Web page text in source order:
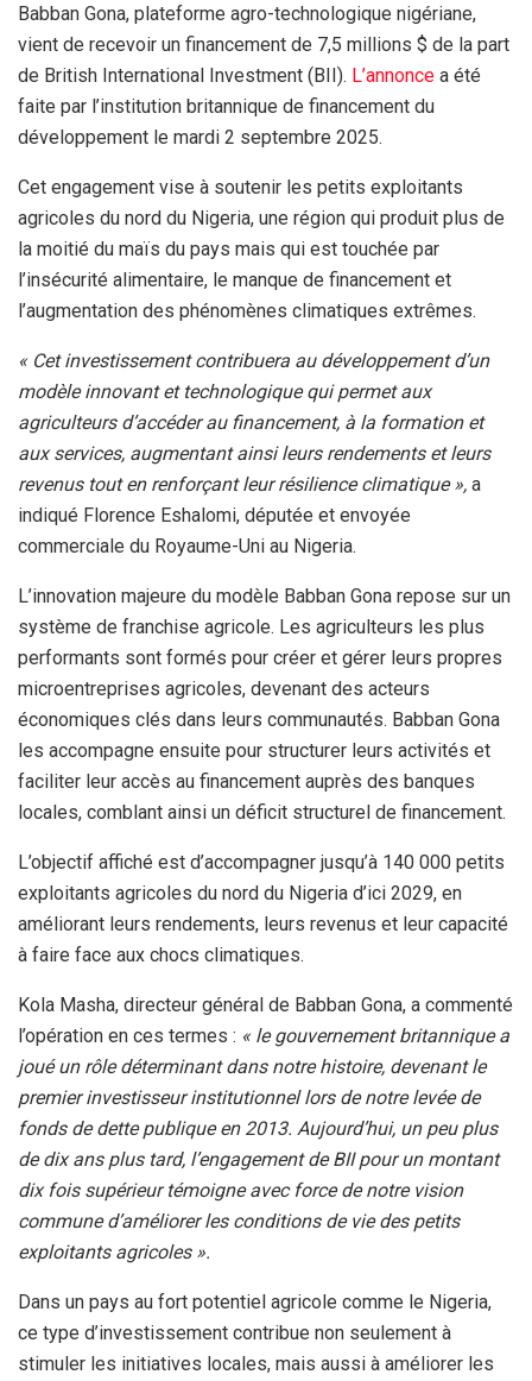
Babban Gona, plateforme agro-technologique nigériane,
vient de recevoir un financement de 7,5 millions $ de la part
de British International Investment (BII). L’annonce a été
faite par l’institution britannique de financement du
développement le mardi 2 septembre 2025.
Cet engagement vise à soutenir les petits exploitants
agricoles du nord du Nigeria, une région qui produit plus de
la moitié du maïs du pays mais qui est touchée par
l’insécurité alimentaire, le manque de financement et
l’augmentation des phénomènes climatiques extrêmes.
« Cet investissement contribuera au développement d’un
modèle innovant et technologique qui permet aux
agriculteurs d’accéder au financement, à la formation et
aux services, augmentant ainsi leurs rendements et leurs
revenus tout en renforçant leur résilience climatique », a
indiqué Florence Eshalomi, députée et envoyée
commerciale du Royaume-Uni au Nigeria.
L’innovation majeure du modèle Babban Gona repose sur un
système de franchise agricole. Les agriculteurs les plus
performants sont formés pour créer et gérer leurs propres
microentreprises agricoles, devenant des acteurs
économiques clés dans leurs communautés. Babban Gona
les accompagne ensuite pour structurer leurs activités et
faciliter leur accès au financement auprès des banques
locales, comblant ainsi un déficit structurel de financement.
L’objectif affiché est d’accompagner jusqu’à 140 000 petits
exploitants agricoles du nord du Nigeria d’ici 2029, en
améliorant leurs rendements, leurs revenus et leur capacité
à faire face aux chocs climatiques.
Kola Masha, directeur général de Babban Gona, a commenté
l’opération en ces termes : « le gouvernement britannique a
joué un rôle déterminant dans notre histoire, devenant le
premier investisseur institutionnel lors de notre levée de
fonds de dette publique en 2013. Aujourd’hui, un peu plus
de dix ans plus tard, l’engagement de BII pour un montant
dix fois supérieur témoigne avec force de notre vision
commune d’améliorer les conditions de vie des petits
exploitants agricoles ».
Dans un pays au fort potentiel agricole comme le Nigeria,
ce type d’investissement contribue non seulement à
stimuler les initiatives locales, mais aussi à améliorer les